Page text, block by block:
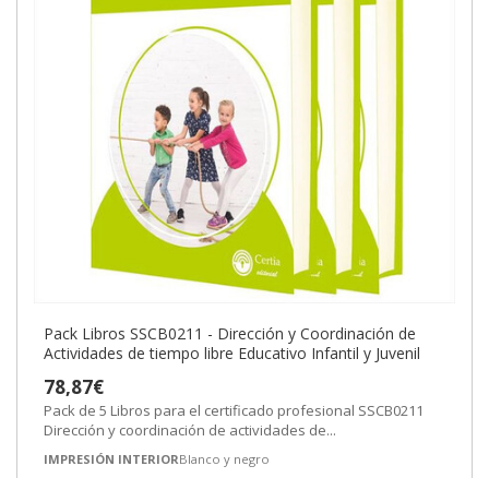
Pack Libros SSCB0211 - Dirección y Coordinación de
Actividades de tiempo libre Educativo Infantil y Juvenil
78,87€
Pack de 5 Libros para el certificado profesional SSCB0211
Dirección y coordinación de actividades de...
IMPRESIÓN INTERIORBlanco y negro